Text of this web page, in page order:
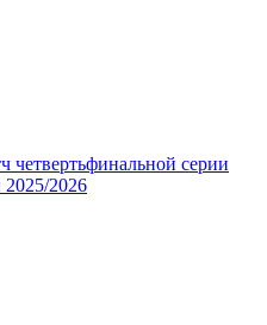
четвертьфинальной серии
2025/2026